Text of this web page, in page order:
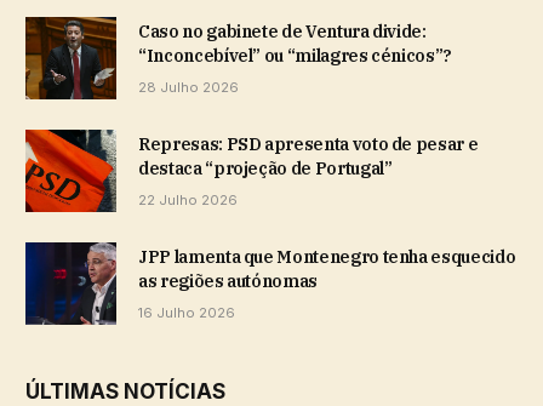
Caso no gabinete de Ventura divide:
“Inconcebível” ou “milagres cénicos”?
28 Julho 2026
Represas: PSD apresenta voto de pesar e
destaca “projeção de Portugal”
22 Julho 2026
JPP lamenta que Montenegro tenha esquecido
as regiões autónomas
16 Julho 2026
ÚLTIMAS NOTÍCIAS